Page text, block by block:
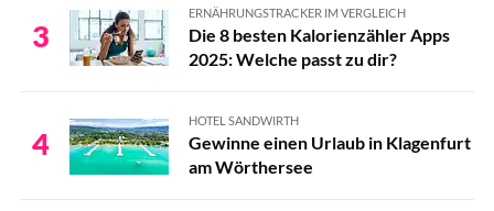
3
ERNÄHRUNGSTRACKER IM VERGLEICH
Die 8 besten Kalorienzähler Apps
2025: Welche passt zu dir?
4
HOTEL SANDWIRTH
Gewinne einen Urlaub in Klagenfurt
am Wörthersee